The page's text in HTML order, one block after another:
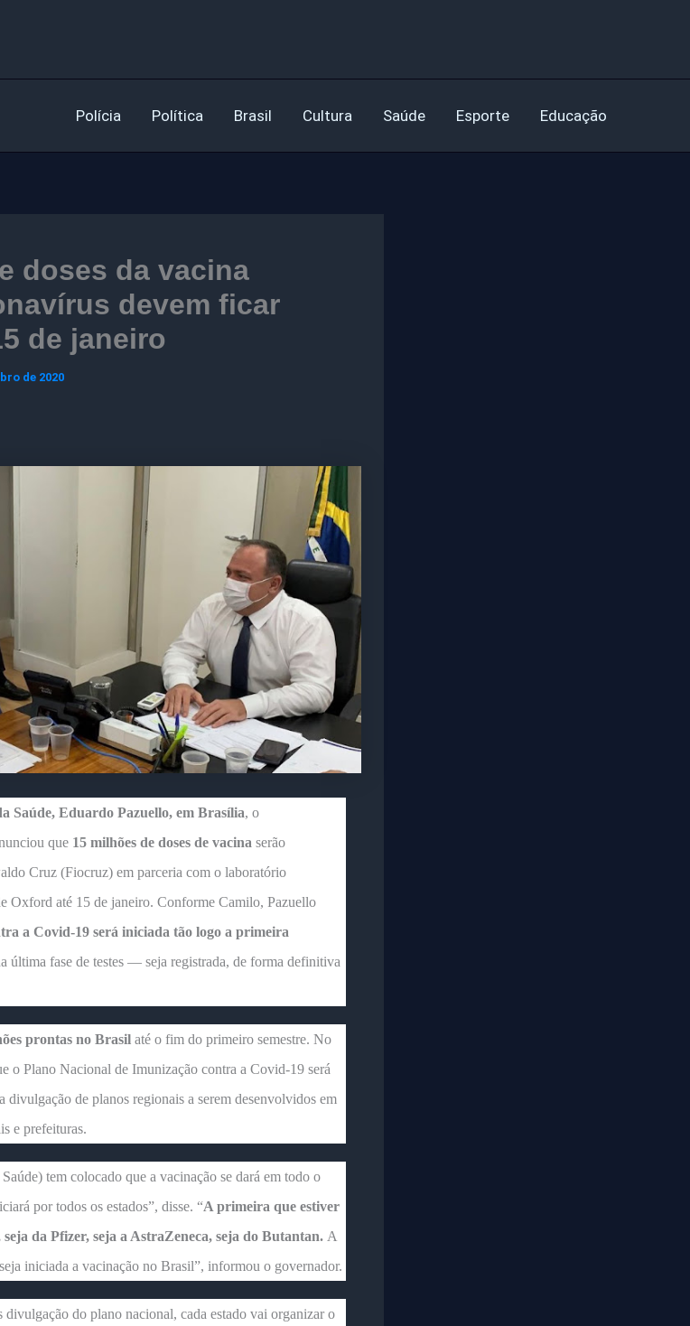
Polícia Política Brasil Cultura Saúde Esporte Educação
doses da vacina
devem ficar
de janeiro
de 2020
Saúde, Eduardo Pazuello, em Brasília, o
que 15 milhões de doses de vacina serão
Cruz (Fiocruz) em parceria com o laboratório
Oxford até 15 de janeiro. Conforme Camilo, Pazuello
a Covid-19 será iniciada tão logo a primeira
última fase de testes — seja registrada, de forma definitiva
prontas no Brasilaté o fim do primeiro semestre. No
o Plano Nacional de Imunização contra a Covid-19 será
divulgação de planos regionais a serem desenvolvidos em
e prefeituras.
tem colocado que a vacinação se dará em todo o
por todos os estados”, disse. “A primeira que estiver
da Pfizer, seja a AstraZeneca, seja do Butantan.A
iniciada a vacinação no Brasil”, informou o governador.
do plano nacional, cada estado vai organizar o